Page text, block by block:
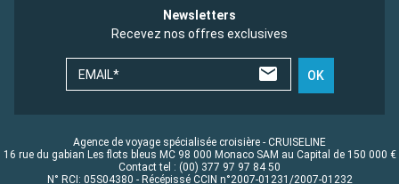
Newsletters
Recevez nos offres exclusives
EMAIL* OK
Agence de voyage spécialisée croisière - CRUISELINE
16 rue du gabian Les flots bleus MC 98 000 Monaco SAM au Capital de 150 000 €
Contact tel : (00) 377 97 97 84 50
N° RCI: 05S04380 - Récépissé CCIN n°2007-01231/2007-01232